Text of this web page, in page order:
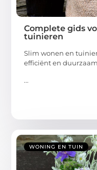
Complete gids
tuinieren
Slim wonen en
efficiënt en
...
WONING EN TUIN